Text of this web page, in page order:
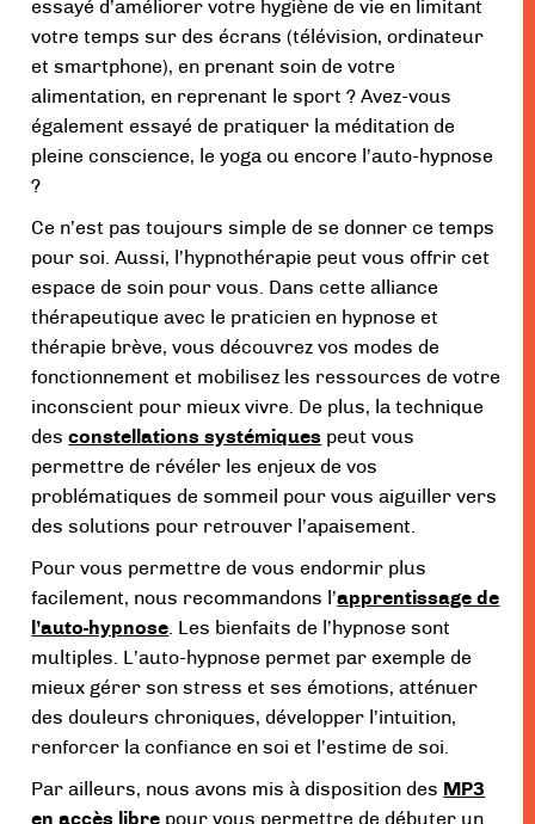
essayé d’améliorer votre hygiène de vie en limitant
votre temps sur des écrans (télévision, ordinateur
et smartphone), en prenant soin de votre
alimentation, en reprenant le sport ? Avez-vous
également essayé de pratiquer la méditation de
pleine conscience, le yoga ou encore l’auto-hypnose
?
Ce n’est pas toujours simple de se donner ce temps
pour soi. Aussi, l’hypnothérapie peut vous offrir cet
espace de soin pour vous. Dans cette alliance
thérapeutique avec le praticien en hypnose et
thérapie brève, vous découvrez vos modes de
fonctionnement et mobilisez les ressources de votre
inconscient pour mieux vivre. De plus, la technique
desconstellations systémiques peut vous
permettre de révéler les enjeux de vos
problématiques de sommeil pour vous aiguiller vers
des solutions pour retrouver l’apaisement.
Pour vous permettre de vous endormir plus
facilement, nous recommandons l’apprentissage de
l’auto-hypnose. Les bienfaits de l’hypnose sont
multiples. L’auto-hypnose permet par exemple de
mieux gérer son stress et ses émotions, atténuer
des douleurs chroniques, développer l’intuition,
renforcer la confiance en soi et l’estime de soi.
Par ailleurs, nous avons mis à disposition des MP3
en accès libre pour vous permettre de débuter un